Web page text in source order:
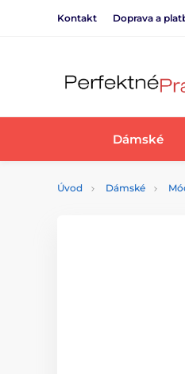
Kontakt Doprava a
Dámské
Úvod Dámské